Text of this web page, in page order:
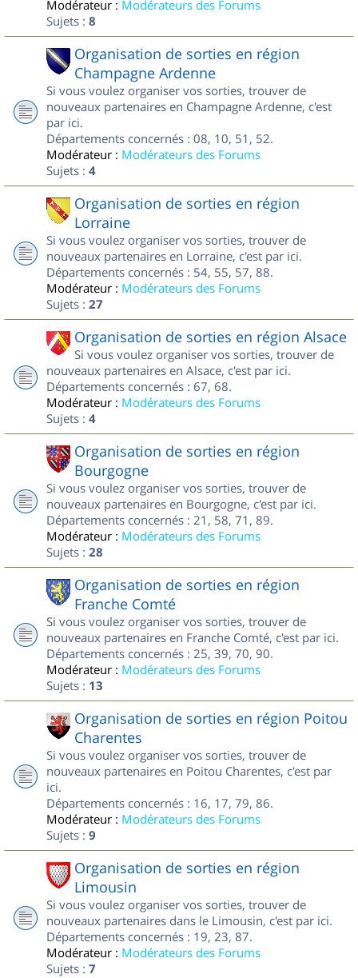
Modérateur : Modérateurs des Forums
Sujets : 8
Organisation de sorties en région
Champagne Ardenne
Si vous voulez organiser vos sorties, trouver de
nouveaux partenaires en Champagne Ardenne, c'est
par ici.
Départements concernés : 08, 10, 51, 52.
Modérateur : Modérateurs des Forums
Sujets : 4
Organisation de sorties en région
Lorraine
Si vous voulez organiser vos sorties, trouver de
nouveaux partenaires en Lorraine, c'est par ici.
Départements concernés : 54, 55, 57, 88.
Modérateur : Modérateurs des Forums
Sujets : 27
Organisation de sorties en région Alsace
Si vous voulez organiser vos sorties, trouver de
nouveaux partenaires en Alsace, c'est par ici.
Départements concernés : 67, 68.
Modérateur : Modérateurs des Forums
Sujets : 4
Organisation de sorties en région
Bourgogne
Si vous voulez organiser vos sorties, trouver de
nouveaux partenaires en Bourgogne, c'est par ici.
Départements concernés : 21, 58, 71, 89.
Modérateur : Modérateurs des Forums
Sujets : 28
Organisation de sorties en région
Franche Comté
Si vous voulez organiser vos sorties, trouver de
nouveaux partenaires en Franche Comté, c'est par ici.
Départements concernés : 25, 39, 70, 90.
Modérateur : Modérateurs des Forums
Sujets : 13
Organisation de sorties en région Poitou
Charentes
Si vous voulez organiser vos sorties, trouver de
nouveaux partenaires en Poitou Charentes, c'est par
ici.
Départements concernés : 16, 17, 79, 86.
Modérateur : Modérateurs des Forums
Sujets : 9
Organisation de sorties en région
Limousin
Si vous voulez organiser vos sorties, trouver de
nouveaux partenaires dans le Limousin, c'est par ici.
Départements concernés : 19, 23, 87.
Modérateur : Modérateurs des Forums
Sujets : 7